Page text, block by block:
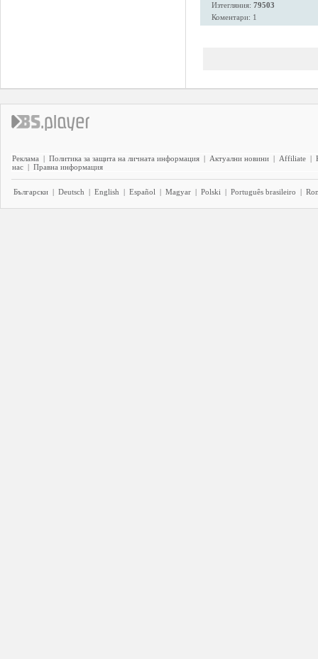
Изтегляния: 79503
Коментари: 1
Реклама | Политика за защита на личната информация | Актуални новини | Affiliate |
нас | Правна информация
Български | Deutsch | English | Español | Magyar | Polski | Português brasileiro |